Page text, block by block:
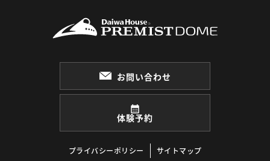
お問い合わせ
体験予約
プライバシーポリシー サイトマップ